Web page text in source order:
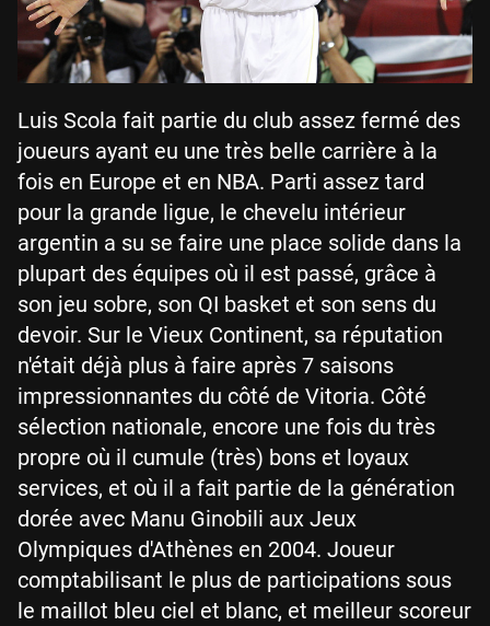
Luis Scola fait partie du club assez fermé des
joueurs ayant eu une très belle carrière à la
fois en Europe et en NBA. Parti assez tard
pour la grande ligue, le chevelu intérieur
argentin a su se faire une place solide dans la
plupart des équipes où il est passé, grâce à
son jeu sobre, son QI basket et son sens du
devoir. Sur le Vieux Continent, sa réputation
n'était déjà plus à faire après 7 saisons
impressionnantes du côté de Vitoria. Côté
sélection nationale, encore une fois du très
propre où il cumule (très) bons et loyaux
services, et où il a fait partie de la génération
dorée avec Manu Ginobili aux Jeux
Olympiques d'Athènes en 2004. Joueur
comptabilisant le plus de participations sous
le maillot bleu ciel et blanc, et meilleur scoreur